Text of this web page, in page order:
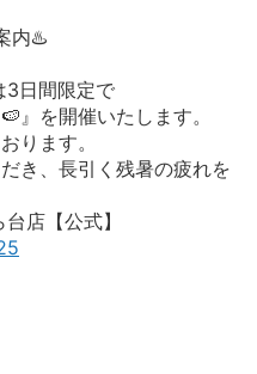
内♨️
日間限定で
』を開催いたします。
ります。
き、長引く残暑の疲れを
店【公式】